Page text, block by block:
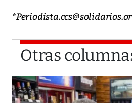
Otras